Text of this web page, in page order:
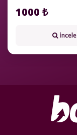
1000 ₺
İncele